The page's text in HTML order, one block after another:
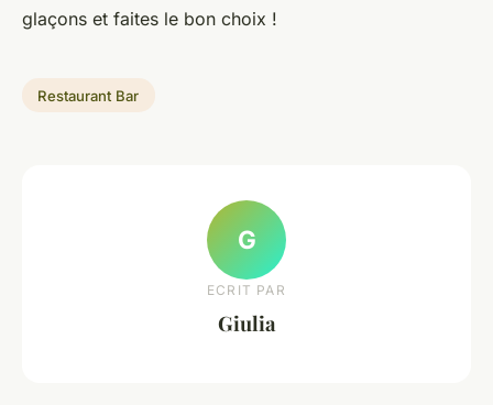
glaçons et faites le bon choix !
Restaurant Bar
G
ECRIT PAR
Giulia